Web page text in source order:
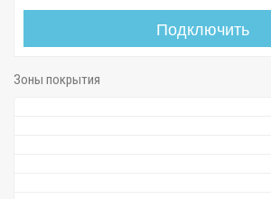
Подключить
Зоны покрытия